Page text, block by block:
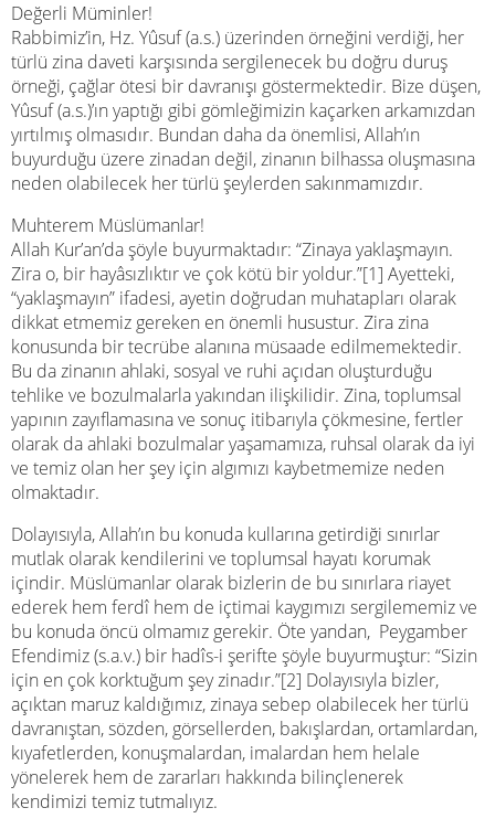
Değerli Müminler!
Rabbimiz’in, Hz. Yûsuf (a.s.) üzerinden örneğini verdiği, her
türlü zina daveti karşısında sergilenecek bu doğru duruş
örneği, çağlar ötesi bir davranışı göstermektedir. Bize düşen,
Yûsuf (a.s.)’ın yaptığı gibi gömleğimizin kaçarken arkamızdan
yırtılmış olmasıdır. Bundan daha da önemlisi, Allah’ın
buyurduğu üzere zinadan değil, zinanın bilhassa oluşmasına
neden olabilecek her türlü şeylerden sakınmamızdır.
Muhterem Müslümanlar!
Allah Kur’an’da şöyle buyurmaktadır: “Zinaya yaklaşmayın.
Zira o, bir hayâsızlıktır ve çok kötü bir yoldur.”[1] Ayetteki,
“yaklaşmayın” ifadesi, ayetin doğrudan muhatapları olarak
dikkat etmemiz gereken en önemli husustur. Zira zina
konusunda bir tecrübe alanına müsaade edilmemektedir.
Bu da zinanın ahlaki, sosyal ve ruhi açıdan oluşturduğu
tehlike ve bozulmalarla yakından ilişkilidir. Zina, toplumsal
yapının zayıflamasına ve sonuç itibarıyla çökmesine, fertler
olarak da ahlaki bozulmalar yaşamamıza, ruhsal olarak da iyi
ve temiz olan her şey için algımızı kaybetmemize neden
olmaktadır.
Dolayısıyla, Allah’ın bu konuda kullarına getirdiği sınırlar
mutlak olarak kendilerini ve toplumsal hayatı korumak
içindir. Müslümanlar olarak bizlerin de bu sınırlara riayet
ederek hem ferdî hem de içtimai kaygımızı sergilememiz ve
bu konuda öncü olmamız gerekir. Öte yandan, Peygamber
Efendimiz (s.a.v.) bir hadîs-i şerifte şöyle buyurmuştur: “Sizin
için en çok korktuğum şey zinadır.”[2] Dolayısıyla bizler,
açıktan maruz kaldığımız, zinaya sebep olabilecek her türlü
davranıştan, sözden, görsellerden, bakışlardan, ortamlardan,
kıyafetlerden, konuşmalardan, imalardan hem helale
yönelerek hem de zararları hakkında bilinçlenerek
kendimizi temiz tutmalıyız.